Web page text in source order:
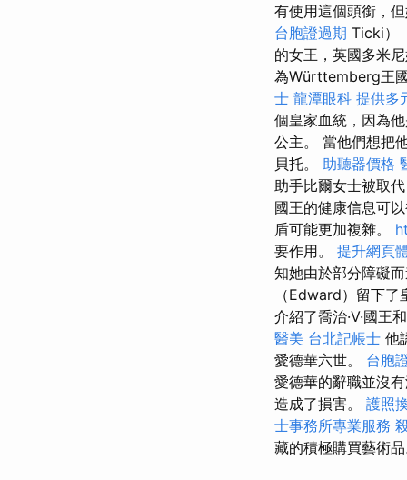
有使用這個頭銜，
台胞證過期 Ticki）
的女王，英國多米
為Württemberg王
士 龍潭眼科 提供多
個皇家血統，因為
公主。 當他們想把
貝托。 助聽器價格
助手比爾女士被取
國王的健康信息可
盾可能更加複雜。
要作用。 提升網頁
知她由於部分障礙
（Edward）留下
介紹了喬治·V·國王
醫美 台北記帳士 他
愛德華六世。 台胞
愛德華的辭職並沒
造成了損害。 護照
士事務所專業服務
藏的積極購買藝術品